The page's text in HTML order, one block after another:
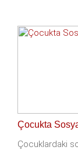
Çocukta
Çocuklardaki